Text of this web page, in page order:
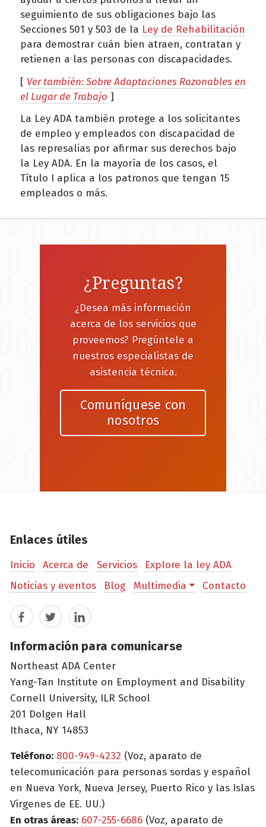
seguimiento de sus obligaciones bajo las
Secciones 501 y 503 de la Ley de Rehabilitación
para demostrar cuán bien atraen, contratan y
retienen a las personas con discapacidades.
[ Ver también: Sobre Adaptaciones Razonables en
el Lugar de Trabajo ]
La Ley ADA también protege a los solicitantes
de empleo y empleados con discapacidad de
las represalias por afirmar sus derechos bajo
la Ley ADA. En la mayoría de los casos, el
Título I aplica a los patronos que tengan 15
empleados o más.
¿Preguntas?
¿Desea más información
acerca de los servicios que
proveemos? Pregúntele a
nuestros especialistas de
asistencia técnica.
Comuníquese con
nosotros
Enlaces útiles
Inicio Acerca de Servicios
Explore la ley ADA
Noticias y eventos
Blog Multimedia Contacto
FacebookTwitterLinkedIn
Información para comunicarse
Northeast ADA Center
Yang-Tan Institute on Employment and Disability
Cornell University, ILR School
201 Dolgen Hall
Ithaca, NY 14853
Teléfono: 800-949-4232 (Voz, aparato de
telecomunicación para personas sordas y español
en Nueva York, Nueva Jersey, Puerto Rico y las Islas
Vírgenes de EE. UU.)
En otras áreas: 607-255-6686 (Voz, aparato de